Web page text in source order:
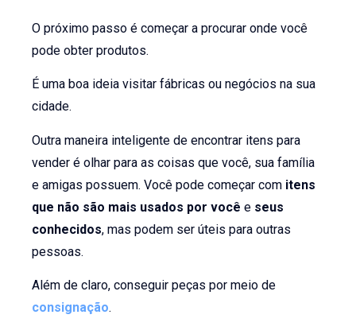
O próximo passo é começar a procurar onde você
pode obter produtos.
É uma boa ideia visitar fábricas ou negócios na sua
cidade.
Outra maneira inteligente de encontrar itens para
vender é olhar para as coisas que você, sua família
e amigas possuem. Você pode começar com itens
que não são mais usados ​​por você e seus
conhecidos, mas podem ser úteis para outras
pessoas.
Além de claro, conseguir peças por meio de
consignação.